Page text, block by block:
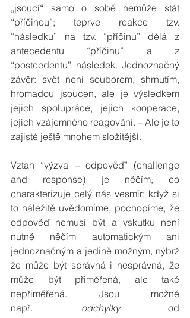
„jsoucí“ samo o sobě nemůže stát
“příčinou”; teprve reakce tzv.
“následku” na tzv. “příčinu” dělá z
antecedentu “příčinu” a z
“postcedentu” následek. Jednoznačný
závěr: svět není souborem, shrnutím,
hromadou jsoucen, ale je výsledkem
jejich spolupráce, jejich kooperace,
jejich vzájemného reagování. – Ale je to
zajisté ještě mnohem složitější.
Vztah “výzva – odpověď” (challenge
and response) je něčím, co
charakterizuje celý nás vesmír; když si
to náležitě uvědomíme, pochopíme, že
odpověď nemusí být a vskutku není
nutně něčím automatickým ani
jednoznačným a jedině možným, nýbrž
že může být správná i nesprávná, že
může být přiměřená, ale také
nepřiměřená. Jsou možné
např. odchylky od